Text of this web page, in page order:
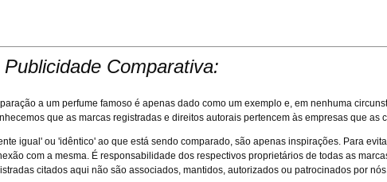
Comparativa:
a um perfume famoso é apenas dado como um exemplo e, em nenhuma
que as marcas registradas e direitos autorais pertencem às empresas que as
igual' ou 'idêntico' ao que está sendo comparado, são apenas inspirações. Para
com a mesma. É responsabilidade dos respectivos proprietários de todas as
citados aqui não são associados, mantidos, autorizados ou patrocinados por